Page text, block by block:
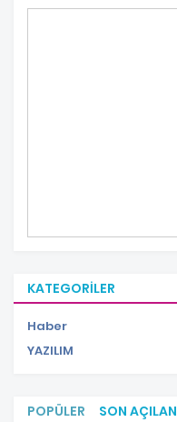
KATEGORILER
Haber
YAZILIM
POPÜLER SON AÇILAN